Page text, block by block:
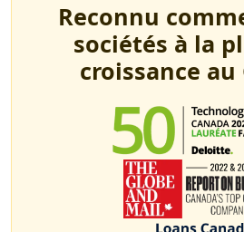
Reconnu
sociétés à la
croissance au